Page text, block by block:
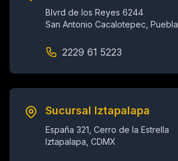
Blvrd de los Reyes 6244
San Antonio Cacalotepec, Puebla
2229 61 5223
Sucursal Iztapalapa
España 321, Cerro de la Estrella
Iztapalapa, CDMX